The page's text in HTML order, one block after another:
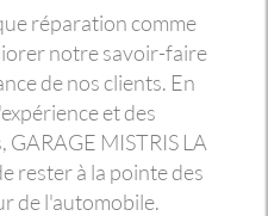
réparation comme
notre savoir-faire
de nos clients. En
et des
MISTRIS LA
rester à la pointe des
de l'automobile.